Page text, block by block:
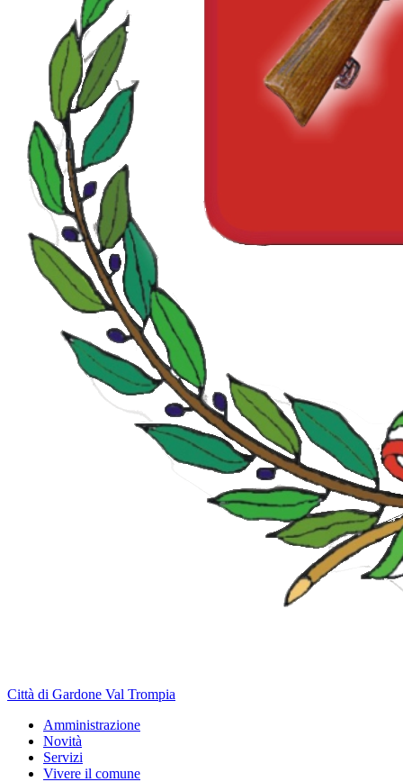
Città di Gardone Val Trompia
Amministrazione
Novità
Servizi
Vivere il comune